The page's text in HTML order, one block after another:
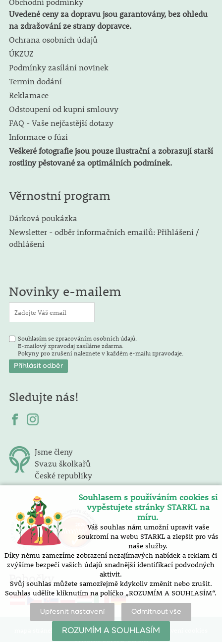
Uvedené ceny za dopravu jsou garantovány, bez ohledu
na zdražování ze strany dopravce.
Ochrana osobních údajů
ÚKZUZ
Podmínky zasílání novinek
Termín dodání
Reklamace
Odstoupení od kupní smlouvy
FAQ - Vaše nejčastější dotazy
Informace o fúzi
Veškeré fotografie jsou pouze ilustrační a zobrazují starší
rostliny pěstované za optimálních podmínek.
Věrnostní program
Dárková poukázka
Newsletter - odběr informačních emailů: Přihlášení /
odhlášení
Novinky e-mailem
Souhlasím se zpracováním osobních údajů.
E-mailový zpravodaj zasíláme zdarma.
Pokyny pro zrušení naleznete v každém e-mailu zpravodaje.
Sledujte nás!
Jsme členy
Svazu školkařů
České republiky
Pobočky
prohlášení o přístupnosti |
nastavení cookies
Vytvořilo SOFICO-CZ, a.s.
Souhlasem s používáním cookies si
vypěstujete stránky STARKL na
míru.
Váš souhlas nám umožní upravit vaše
soukromí na webu STARKL a zlepšit pro vás
naše služby.
Díky němu zamezíme zobrazení nezajímavých nabídek a reklam či
zvýšíme bezpečí vašich údajů snadnější identifikací podvodných
aktivit.
Svůj souhlas můžete samozřejmě kdykoliv změnit nebo zrušit.
Souhlas udělíte kliknutím na políčko „ROZUMÍM A SOUHLASÍM“.
Upřesnit nastavení Odmítnout vše
ROZUMÍM A SOUHLASÍM